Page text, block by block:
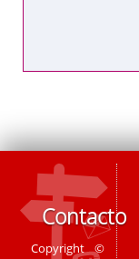
Contacto
Copyright ©